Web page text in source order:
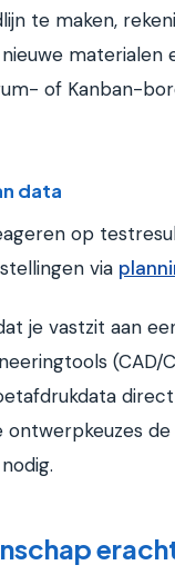
te maken,
materialen
of Kanban-
data
op
via
je vastzit aan
(CAD/
ontwerpkeuzes